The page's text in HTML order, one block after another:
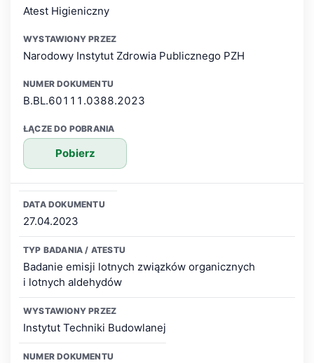
Atest Higieniczny
Narodowy Instytut Zdrowia Publicznego PZH
B.BL.60111.0388.2023
Pobierz
27.04.2023
Badanie emisji lotnych związków organicznych
i lotnych aldehydów
Instytut Techniki Budowlanej